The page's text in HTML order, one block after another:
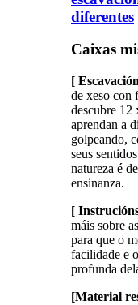
diferentes
Caixas
[
de xeso con
descubre 12
aprendan a
golpeando,
seus
natureza é
ensinanza.
[
máis sobre
para que o
facilidade e
profunda
[Material